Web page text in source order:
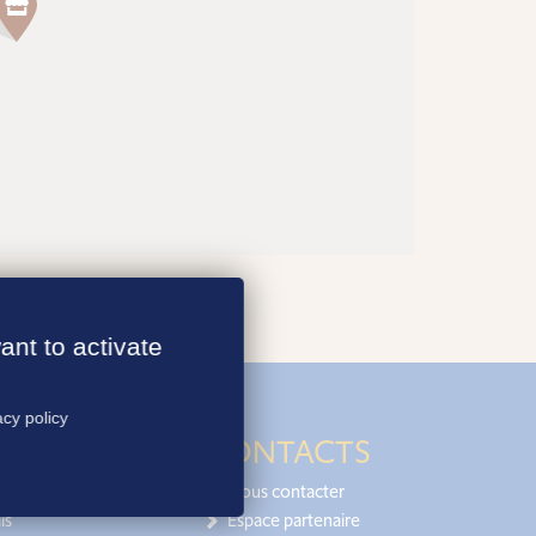
CONTACTS
Nous contacter
Espace partenaire
to activate
policy